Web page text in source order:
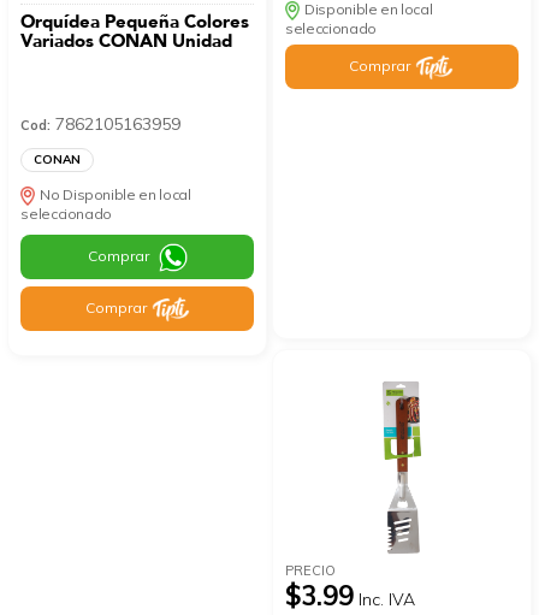
Orquídea Pequeña Colores
Variados CONAN Unidad
Cod: 7862105163959
CONAN
No Disponible en local
seleccionado
Comprar
Comprar
Disponible en local
seleccionado
Comprar
PRECIO
$3.99 Inc. IVA